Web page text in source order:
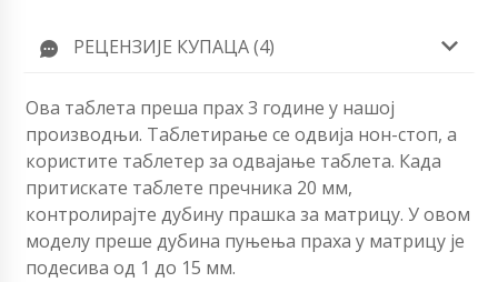
РЕЦЕНЗИЈЕ КУПАЦА (4)
Ова таблета преша прах 3 године у нашој
производњи. Таблетирање се одвија нон-стоп, а
користите таблетер за одвајање таблета. Када
притискате таблете пречника 20 мм,
контролирајте дубину прашка за матрицу. У овом
моделу преше дубина пуњења праха у матрицу је
подесива од 1 до 15 мм.